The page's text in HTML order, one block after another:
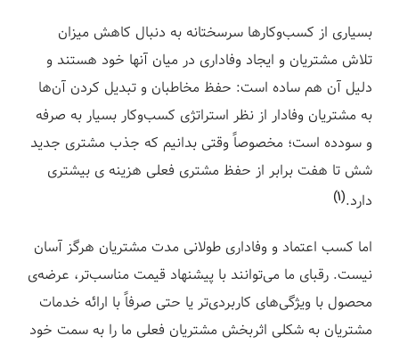
بسیاری از کسب‌وکارها سرسختانه به دنبال کاهش میزان
تلاش مشتریان و ایجاد وفاداری در میان آنها خود هستند و
دلیل آن هم ساده است: حفظ مخاطبان و تبدیل کردن آن‌ها
به مشتریان وفادار از نظر استراتژی کسب‌وکار بسیار به صرفه
و سودده است؛ مخصوصاً وقتی بدانیم که جذب مشتری جدید
شش تا هفت برابر از حفظ مشتری فعلی هزینه ی بیشتری
دارد.(۱)
اما کسب اعتماد و وفاداری طولانی مدت مشتریان هرگز آسان
نیست. رقبای ما می‌توانند با پیشنهاد قیمت مناسب‌تر، عرضه‌ی
محصول با ویژگی‌های کاربردی‌تر یا حتی صرفاً با ارائه خدمات
مشتریان به شکلی اثربخش مشتریان فعلی ما را به سمت خود